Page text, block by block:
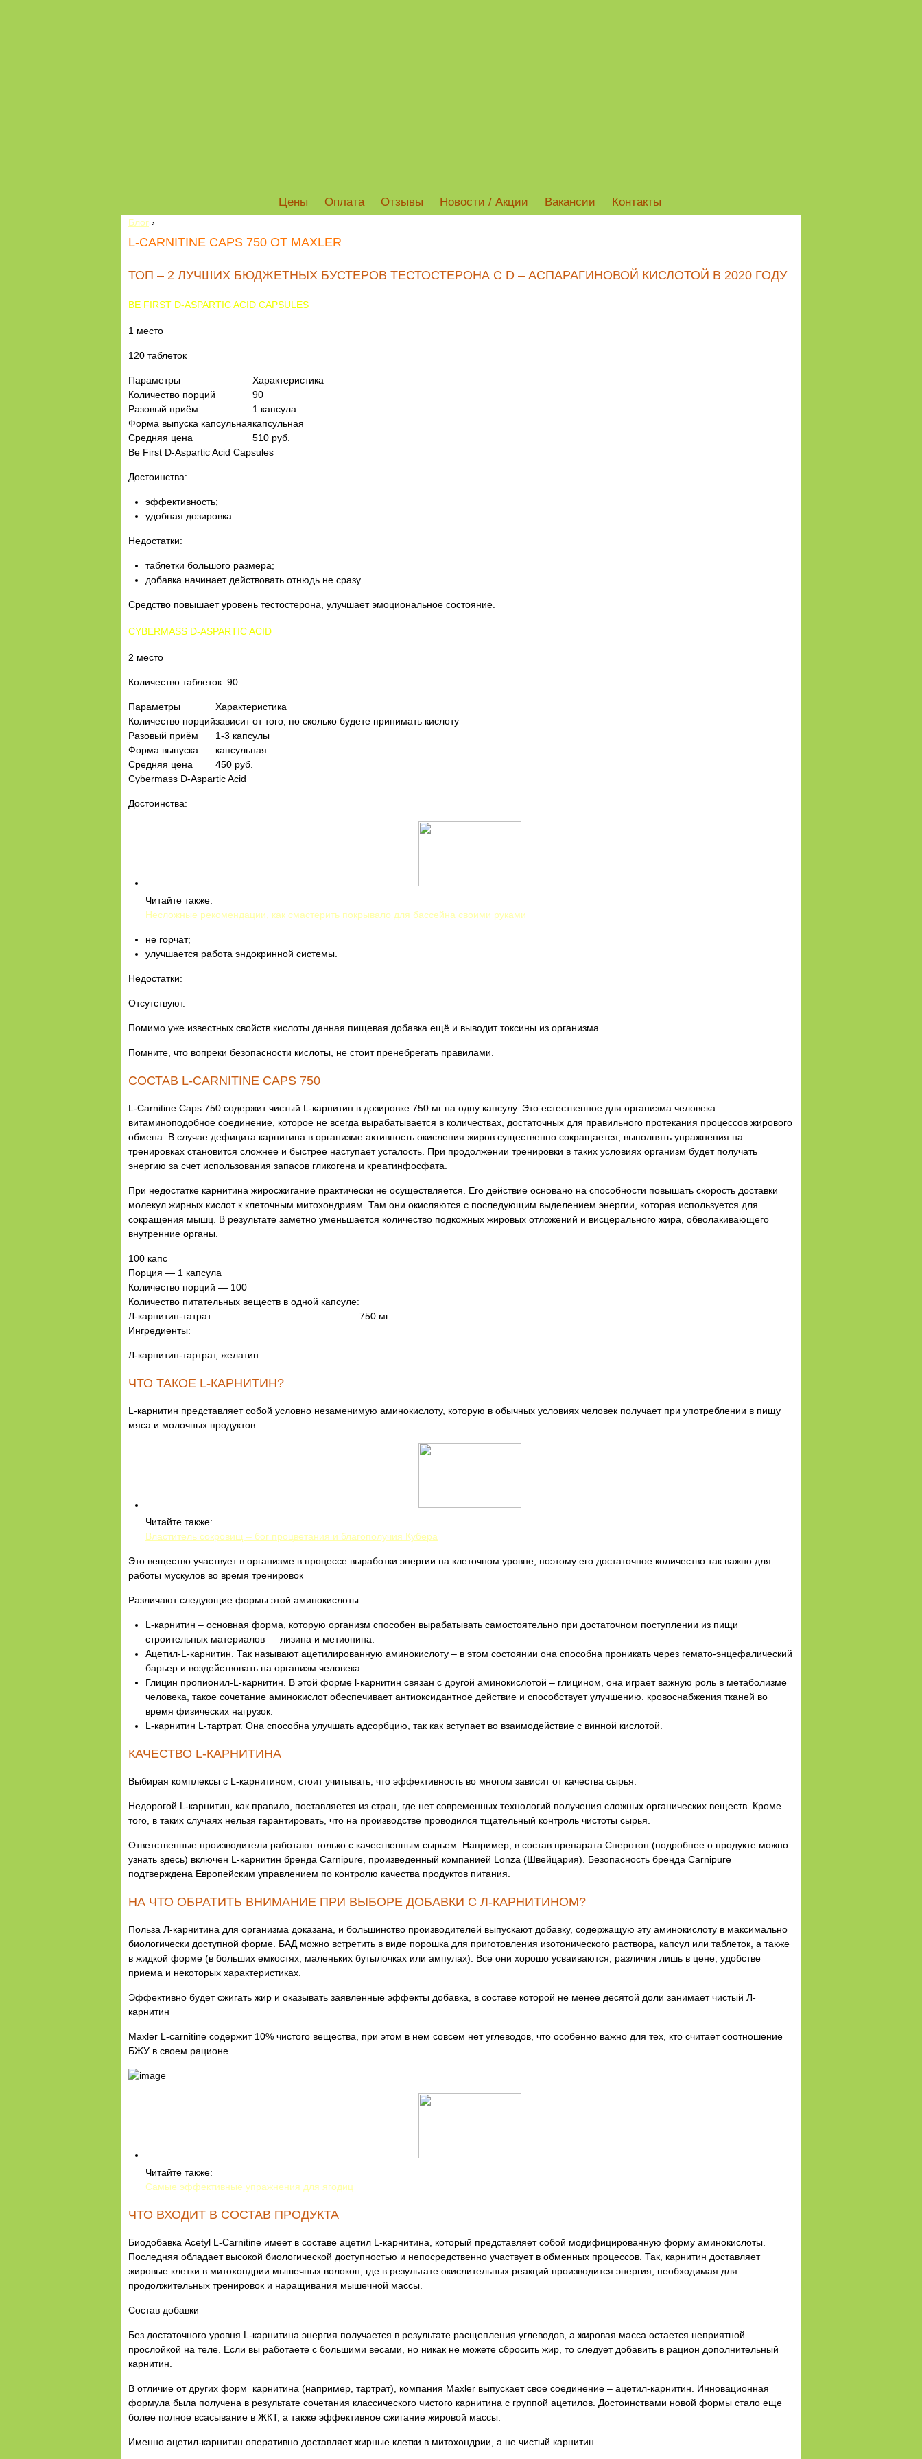
Цены Оплата Отзывы Новости / Акции Вакансии Контакты
Блог ›
L-CARNITINE CAPS 750 ОТ MAXLER
ТОП – 2 ЛУЧШИХ БЮДЖЕТНЫХ БУСТЕРОВ ТЕСТОСТЕРОНА С D – АСПАРАГИНОВОЙ КИСЛОТОЙ В 2020 ГОДУ
BE FIRST D-ASPARTIC ACID CAPSULES
1 место
120 таблеток
Параметры
Характеристика
Количество порций
90
Разовый приём
1 капсула
Форма выпуска капсульнаякапсульная
Средняя цена
510 руб.
Be First D-Aspartic Acid Capsules
Достоинства:
эффективность;
удобная дозировка.
Недостатки:
таблетки большого размера;
добавка начинает действовать отнюдь не сразу.
Средство повышает уровень тестостерона, улучшает эмоциональное состояние.
CYBERMASS D-ASPARTIC ACID
2 место
Количество таблеток: 90
Параметры
Характеристика
Количество порцийзависит от того, по сколько будете принимать кислоту
Разовый приём
1-3 капсулы
Форма выпуска
капсульная
Средняя цена
450 руб.
Cybermass D-Aspartic Acid
Достоинства:
Читайте также:
Несложные рекомендации, как смастерить покрывало для бассейна своими руками
не горчат;
улучшается работа эндокринной системы.
Недостатки:
Отсутствуют.
Помимо уже известных свойств кислоты данная пищевая добавка ещё и выводит токсины из организма.
Помните, что вопреки безопасности кислоты, не стоит пренебрегать правилами.
СОСТАВ L-CARNITINE CAPS 750
L-Carnitine Caps 750 содержит чистый L-карнитин в дозировке 750 мг на одну капсулу. Это естественное для организма человека
витаминоподобное соединение, которое не всегда вырабатывается в количествах, достаточных для правильного протекания процессов жирового
обмена. В случае дефицита карнитина в организме активность окисления жиров существенно сокращается, выполнять упражнения на
тренировках становится сложнее и быстрее наступает усталость. При продолжении тренировки в таких условиях организм будет получать
энергию за счет использования запасов гликогена и креатинфосфата.
При недостатке карнитина жиросжигание практически не осуществляется. Его действие основано на способности повышать скорость доставки
молекул жирных кислот к клеточным митохондриям. Там они окисляются с последующим выделением энергии, которая используется для
сокращения мышц. В результате заметно уменьшается количество подкожных жировых отложений и висцерального жира, обволакивающего
внутренние органы.
100 капс
Порция — 1 капсула
Количество порций — 100
Количество питательных веществ в одной капсуле:
Л-карнитин-татрат
750 мг
Ингредиенты:
Л-карнитин-тартрат, желатин.
ЧТО ТАКОЕ L-КАРНИТИН?
L-карнитин представляет собой условно незаменимую аминокислоту, которую в обычных условиях человек получает при употреблении в пищу
мяса и молочных продуктов
Читайте также:
Властитель сокровищ – бог процветания и благополучия Кубера
Это вещество участвует в организме в процессе выработки энергии на клеточном уровне, поэтому его достаточное количество так важно для
работы мускулов во время тренировок
Различают следующие формы этой аминокислоты:
L-карнитин – основная форма, которую организм способен вырабатывать самостоятельно при достаточном поступлении из пищи
строительных материалов — лизина и метионина.
Ацетил-L-карнитин. Так называют ацетилированную аминокислоту – в этом состоянии она способна проникать через гемато-энцефалический
барьер и воздействовать на организм человека.
Глицин пропионил-L-карнитин. В этой форме l-карнитин связан с другой аминокислотой – глицином, она играет важную роль в метаболизме
человека, такое сочетание аминокислот обеспечивает антиоксидантное действие и способствует улучшению. кровоснабжения тканей во
время физических нагрузок.
L-карнитин L-тартрат. Она способна улучшать адсорбцию, так как вступает во взаимодействие с винной кислотой.
КАЧЕСТВО L-КАРНИТИНА
Выбирая комплексы с L-карнитином, стоит учитывать, что эффективность во многом зависит от качества сырья.
Недорогой L-карнитин, как правило, поставляется из стран, где нет современных технологий получения сложных органических веществ. Кроме
того, в таких случаях нельзя гарантировать, что на производстве проводился тщательный контроль чистоты сырья.
Ответственные производители работают только с качественным сырьем. Например, в состав препарата Сперотон (подробнее о продукте можно
узнать здесь) включен L-карнитин бренда Carnipure, произведенный компанией Lonza (Швейцария). Безопасность бренда Carnipure
подтверждена Европейским управлением по контролю качества продуктов питания.
НА ЧТО ОБРАТИТЬ ВНИМАНИЕ ПРИ ВЫБОРЕ ДОБАВКИ С Л-КАРНИТИНОМ?
Польза Л-карнитина для организма доказана, и большинство производителей выпускают добавку, содержащую эту аминокислоту в максимально
биологически доступной форме. БАД можно встретить в виде порошка для приготовления изотонического раствора, капсул или таблеток, а также
в жидкой форме (в больших емкостях, маленьких бутылочках или ампулах). Все они хорошо усваиваются, различия лишь в цене, удобстве
приема и некоторых характеристиках.
Эффективно будет сжигать жир и оказывать заявленные эффекты добавка, в составе которой не менее десятой доли занимает чистый Л-
карнитин
Maxler L-carnitine содержит 10% чистого вещества, при этом в нем совсем нет углеводов, что особенно важно для тех, кто считает соотношение
БЖУ в своем рационе
Читайте также:
Самые эффективные упражнения для ягодиц
ЧТО ВХОДИТ В СОСТАВ ПРОДУКТА
Биодобавка Acetyl L-Carnitine имеет в составе ацетил L-карнитина, который представляет собой модифицированную форму аминокислоты.
Последняя обладает высокой биологической доступностью и непосредственно участвует в обменных процессов. Так, карнитин доставляет
жировые клетки в митохондрии мышечных волокон, где в результате окислительных реакций производится энергия, необходимая для
продолжительных тренировок и наращивания мышечной массы.
Состав добавки
Без достаточного уровня L-карнитина энергия получается в результате расщепления углеводов, а жировая масса остается неприятной
прослойкой на теле. Если вы работаете с большими весами, но никак не можете сбросить жир, то следует добавить в рацион дополнительный
карнитин.
В отличие от других форм карнитина (например, тартрат), компания Maxler выпускает свое соединение – ацетил-карнитин. Инновационная
формула была получена в результате сочетания классического чистого карнитина с группой ацетилов. Достоинствами новой формы стало еще
более полное всасывание в ЖКТ, а также эффективное сжигание жировой массы.
Именно ацетил-карнитин оперативно доставляет жирные клетки в митохондрии, а не чистый карнитин.